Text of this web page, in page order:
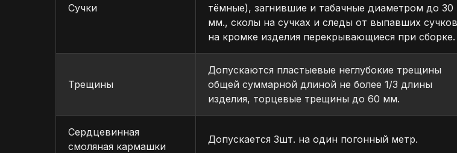
Сучки
тёмные), загнившие и табачные диаметром до 30
мм., сколы на сучках и следы от выпавших сучков
на кромке изделия перекрывающиеся при сборке.
Трещины
Допускаются пластыевые неглубокие трещины
общей суммарной длиной не более 1/3 длины
изделия, торцевые трещины до 60 мм.
Сердцевинная
смоляная кармашки
Допускается Зшт. на один погонный метр.